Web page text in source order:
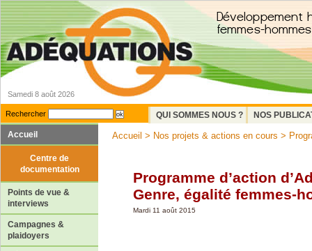
Samedi 8 août 2026
Rechercher QUI SOMMES NOUS ?
NOS
Accueil
Centre de
documentation
Points de vue &
interviews
Campagnes &
plaidoyers
Accueil > Nos projets & actions en cours >
Programme d’action
Genre, égalité femmes-
Mardi 11 août 2015